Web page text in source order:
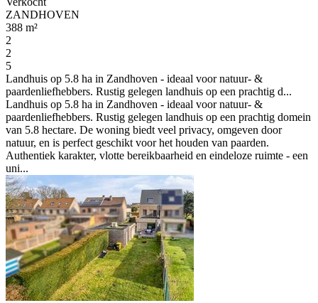
ZANDHOVEN
388 m²
2
2
5
Landhuis op 5.8 ha in Zandhoven - ideaal voor natuur- &
paardenliefhebbers. Rustig gelegen landhuis op een prachtig d...
Landhuis op 5.8 ha in Zandhoven - ideaal voor natuur- &
paardenliefhebbers. Rustig gelegen landhuis op een prachtig domein
van 5.8 hectare. De woning biedt veel privacy, omgeven door
natuur, en is perfect geschikt voor het houden van paarden.
Authentiek karakter, vlotte bereikbaarheid en eindeloze ruimte - een
uni...